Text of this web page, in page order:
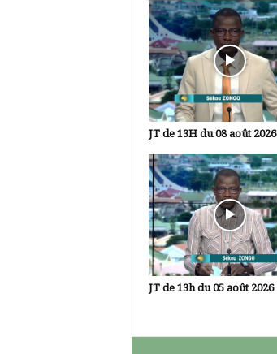
JT de 13H du 08 août 2026
JT de 13h du 05 août 2026